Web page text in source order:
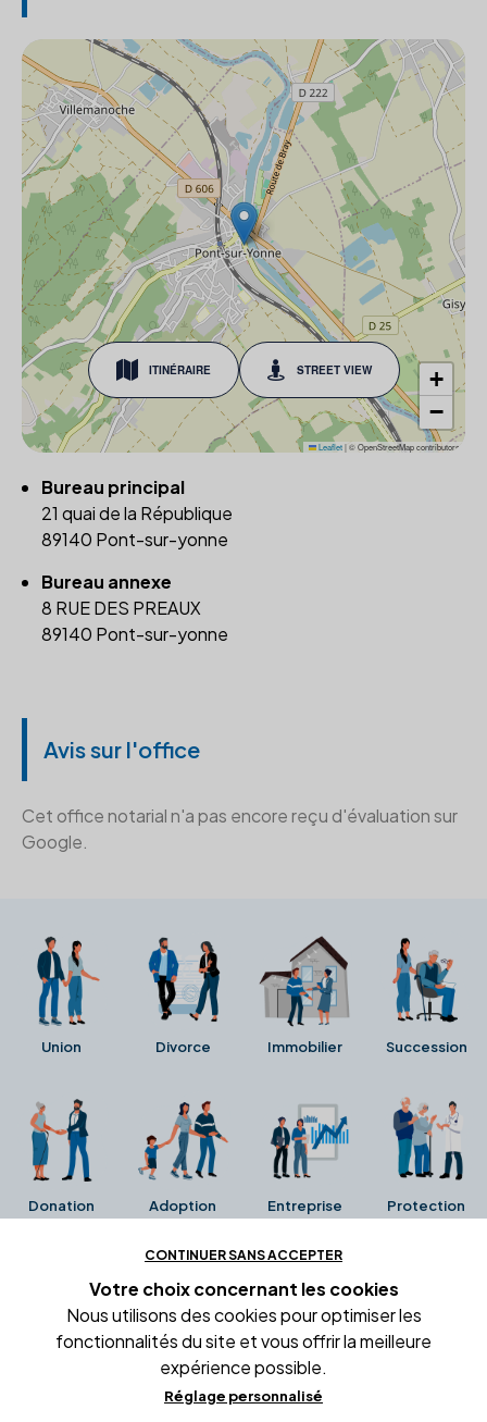
ITINÉRAIRE STREET VIEW
+
−
Leaflet|© OpenStreetMap contributors
Bureau principal
21 quai de la République
89140 Pont-sur-yonne
Bureau annexe
8 RUE DES PREAUX
89140 Pont-sur-yonne
Avis sur l'office
Cet office notarial n'a pas encore reçu d'évaluation sur
Google.
Union Divorce Immobilier Succession
Donation Adoption Entreprise Protection
Ces avis proviennent directement de la fiche Google
Business de l'office notarial. Ils n'ont ni été collectés ni
été vérifiés par Alexia.fr.
Conditions générales d'utilisation
CONTINUER SANS ACCEPTER
Votre choix concernant les cookies
Nous utilisons des cookies pour optimiser les
fonctionnalités du site et vous offrir la meilleure
expérience possible.
Réglage personnalisé